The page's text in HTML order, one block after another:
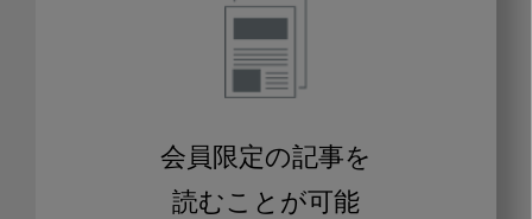
会員限定の記事を
読むことが可能